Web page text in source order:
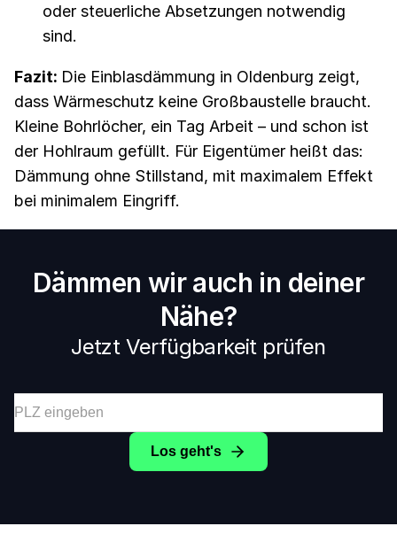
oder steuerliche Absetzungen notwendig
sind.
Fazit: Die Einblasdämmung in Oldenburg zeigt,
dass Wärmeschutz keine Großbaustelle braucht.
Kleine Bohrlöcher, ein Tag Arbeit – und schon ist
der Hohlraum gefüllt. Für Eigentümer heißt das:
Dämmung ohne Stillstand, mit maximalem Effekt
bei minimalem Eingriff.
Dämmen wir auch in deiner
Nähe?
Jetzt Verfügbarkeit prüfen
Los geht's